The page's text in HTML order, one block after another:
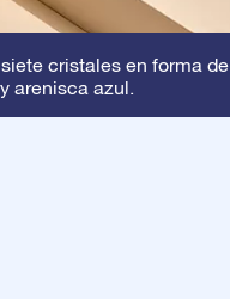
cristales en forma de
arenisca azul.